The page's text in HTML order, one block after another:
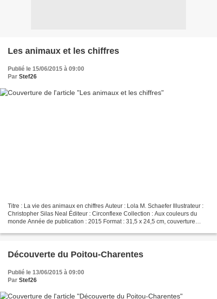
Les animaux et les chiffres
Publié le 15/06/2015 à 09:00
Par Stef26
Titre : La vie des animaux en chiffres Auteur : Lola M. Schaefer Illustrateur :
Christopher Silas Neal Éditeur : Circonflexe Collection : Aux couleurs du
monde Année de publication : 2015 Format : 31,5 x 24,5 cm, couverture
Découverte du Poitou-Charentes
Publié le 13/06/2015 à 09:00
Par Stef26